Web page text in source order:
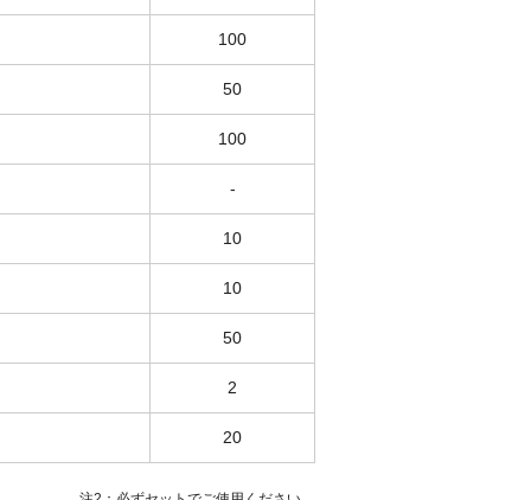
100
50
100
-
10
10
50
2
20